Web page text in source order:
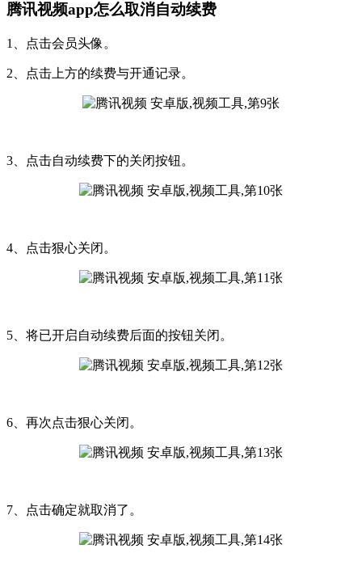
腾讯视频app怎么取消自动续费
1、点击会员头像。
2、点击上方的续费与开通记录。
3、点击自动续费下的关闭按钮。
4、点击狠心关闭。
5、将已开启自动续费后面的按钮关闭。
6、再次点击狠心关闭。
7、点击确定就取消了。